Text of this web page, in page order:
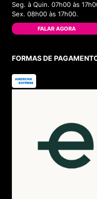
Seg. à Quin. 07h00 às
Sex. 08h00 às 17h00.
FALAR AGORA
FORMAS DE